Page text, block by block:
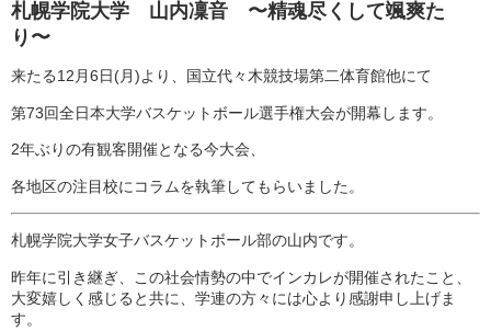
札幌学院大学 山内凜音 〜精魂尽くして颯爽た
り〜
来たる12月6日(月)より、国立代々木競技場第二体育館他にて
第73回全日本大学バスケットボール選手権大会が開幕します。
2年ぶりの有観客開催となる今大会、
各地区の注目校にコラムを執筆してもらいました。
札幌学院大学女子バスケットボール部の山内です。
昨年に引き継ぎ、この社会情勢の中でインカレが開催されたこと、
大変嬉しく感じると共に、学連の方々には心より感謝申し上げま
す。